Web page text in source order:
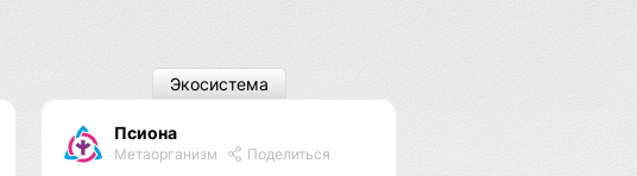
Псиона
Метаорганизм
Поделиться
Экосистема